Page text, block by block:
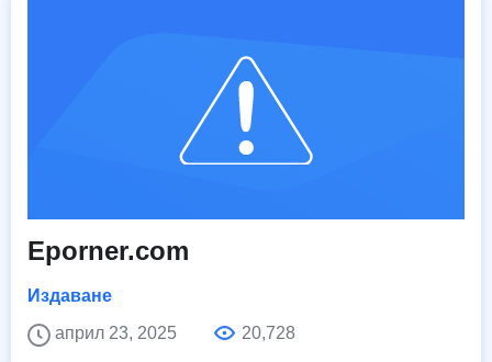
Eporner.com
Издаване
април 23, 2025
20,728